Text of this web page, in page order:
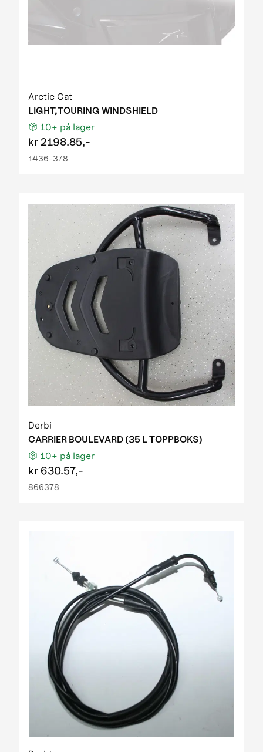
Arctic Cat
LIGHT,TOURING WINDSHIELD
10+ på lager
kr 2198.85,-
1436-378
Derbi
CARRIER BOULEVARD (35 L TOPPBOKS)
10+ på lager
kr 630.57,-
866378